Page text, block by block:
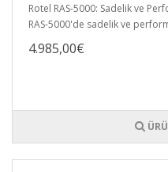
Rotel RAS-5000: Sadelik ve
RAS-5000'de sadelik ve
4.985,00€